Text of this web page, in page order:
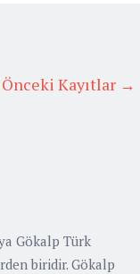
Önceki Kayıtlar →
Gökalp Türk
biridir. Gökalp